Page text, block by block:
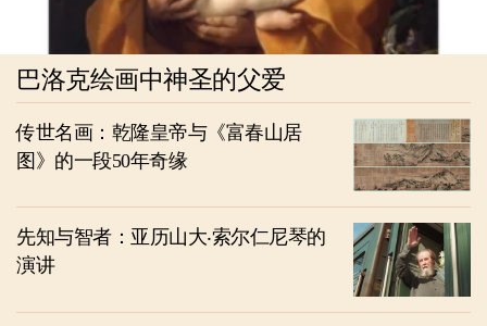
巴洛克绘画中神圣的父爱
传世名画：乾隆皇帝与《富春山居
图》的一段50年奇缘
先知与智者：亚历山大‧索尔仁尼琴的
演讲